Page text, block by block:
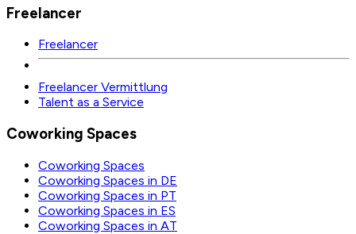
Freelancer
Freelancer
Freelancer Vermittlung
Talent as a Service
Coworking Spaces
Coworking Spaces
Coworking Spaces in DE
Coworking Spaces in PT
Coworking Spaces in ES
Coworking Spaces in AT